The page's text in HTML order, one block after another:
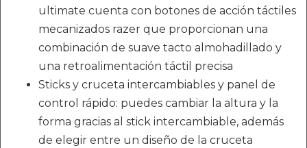
ultimate cuenta con botones de acción táctiles
mecanizados razer que proporcionan una
combinación de suave tacto almohadillado y
una retroalimentación táctil precisa
Sticks y cruceta intercambiables y panel de
control rápido: puedes cambiar la altura y la
forma gracias al stick intercambiable, además
de elegir entre un diseño de la cruceta